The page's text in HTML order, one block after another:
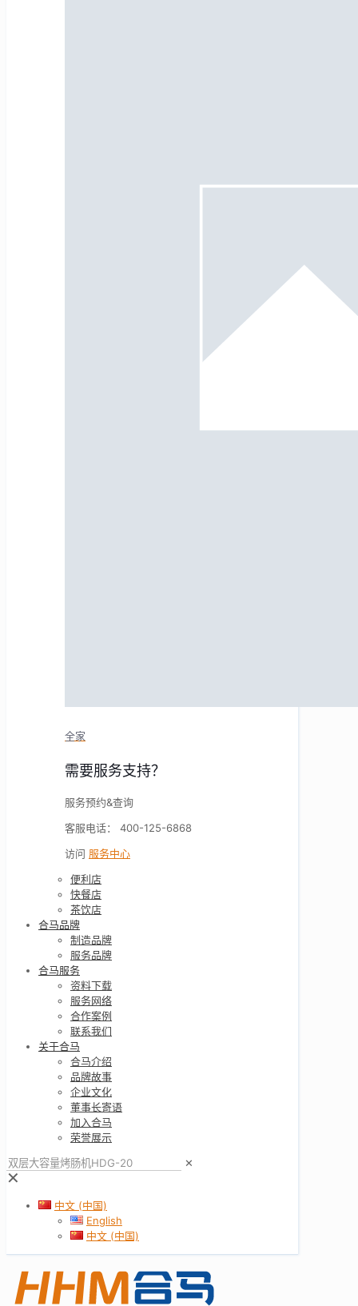
全家
需要服务支持？
服务预约&查询
客服电话： 400-125-6868
访问 服务中心
便利店
快餐店
茶饮店
合马品牌
制造品牌
服务品牌
合马服务
资料下载
服务网络
合作案例
联系我们
关于合马
合马介绍
品牌故事
企业文化
董事长寄语
加入合马
荣誉展示
✕
✕
中文 (中国)
English
中文 (中国)